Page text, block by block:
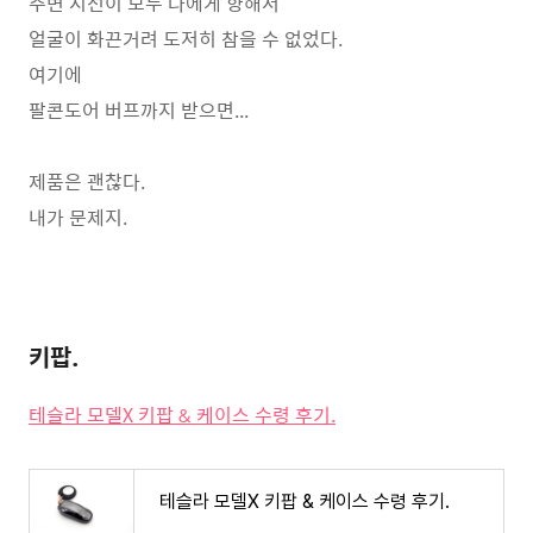
얼굴이 화끈거려 도저히 참을 수 없었다.
여기에
팔콘도어 버프까지 받으면...
제품은 괜찮다.
내가 문제지.
키팝.
테슬라 모델X 키팝 & 케이스 수령 후기.
테슬라 모델X 키팝 & 케이스 수령 후기.